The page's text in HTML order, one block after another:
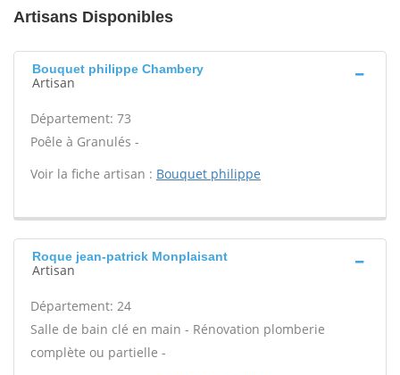
Artisans Disponibles
Bouquet philippe Chambery
Artisan
Département: 73
Poêle à Granulés -
Voir la fiche artisan : Bouquet philippe
Roque jean-patrick Monplaisant
Artisan
Département: 24
Salle de bain clé en main - Rénovation plomberie
complète ou partielle -